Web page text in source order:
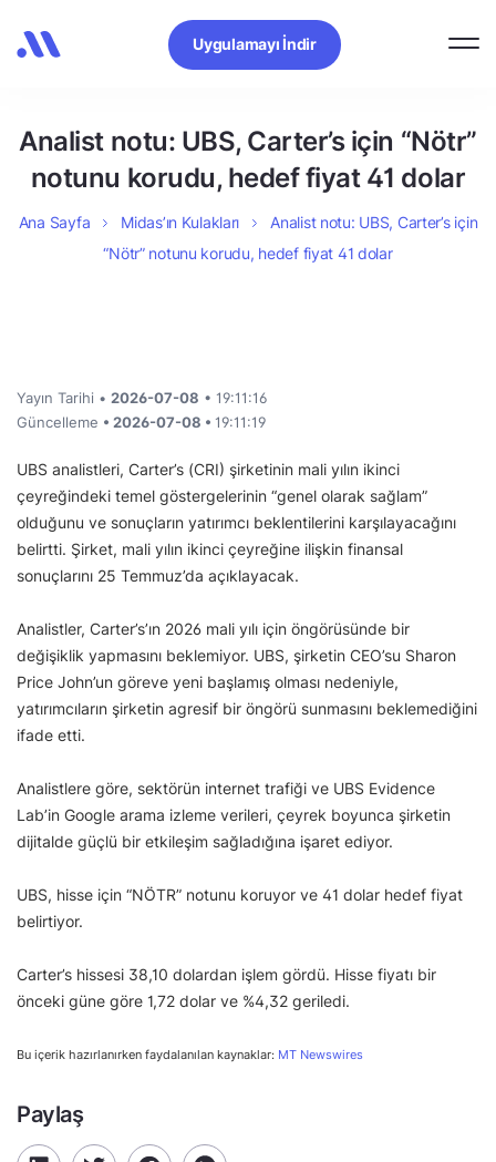
Uygulamayı İndir
Analist notu: UBS, Carter’s için “Nötr”
notunu korudu, hedef fiyat 41 dolar
Ana Sayfa Midas’ın Kulakları
Analist notu: UBS, Carter’s için
“Nötr” notunu korudu, hedef fiyat 41 dolar
Yayın Tarihi • 2026-07-08 • 19:11:16
Güncelleme • 2026-07-08 • 19:11:19
UBS analistleri, Carter’s (CRI) şirketinin mali yılın ikinci
çeyreğindeki temel göstergelerinin “genel olarak sağlam”
olduğunu ve sonuçların yatırımcı beklentilerini karşılayacağını
belirtti. Şirket, mali yılın ikinci çeyreğine ilişkin finansal
sonuçlarını 25 Temmuz’da açıklayacak.
Analistler, Carter’s’ın 2026 mali yılı için öngörüsünde bir
değişiklik yapmasını beklemiyor. UBS, şirketin CEO’su Sharon
Price John’un göreve yeni başlamış olması nedeniyle,
yatırımcıların şirketin agresif bir öngörü sunmasını beklemediğini
ifade etti.
Analistlere göre, sektörün internet trafiği ve UBS Evidence
Lab’in Google arama izleme verileri, çeyrek boyunca şirketin
dijitalde güçlü bir etkileşim sağladığına işaret ediyor.
UBS, hisse için “NÖTR” notunu koruyor ve 41 dolar hedef fiyat
belirtiyor.
Carter’s hissesi 38,10 dolardan işlem gördü. Hisse fiyatı bir
önceki güne göre 1,72 dolar ve %4,32 geriledi.
Bu içerik hazırlanırken faydalanılan kaynaklar: MT Newswires
Paylaş